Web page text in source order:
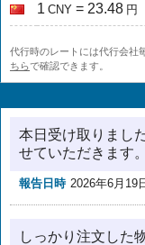
1 CNY = 23.48 円
代行時のレートには代行会社
ちらで確認できます。
本日受け取りまし
せていただきます。
報告日時 2026年6月19
しっかり注文した